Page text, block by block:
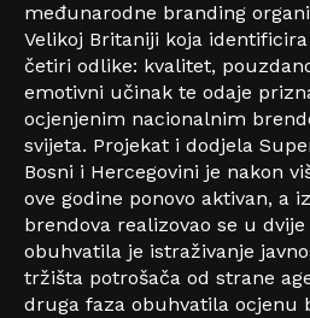
međunarodne branding
Velikoj Britaniji koja
četiri odlike: kvalitet,
emotivni učinak te odaje
ocjenjenim nacionalnim
svijeta. Projekat i dodjela
Bosni i Hercegovini je nakon
ove godine ponovo aktivan, a
brendova realizovao se u
obuhvatila je istraživanje
tržišta potrošača od strane
druga faza obuhvatila ocjenu